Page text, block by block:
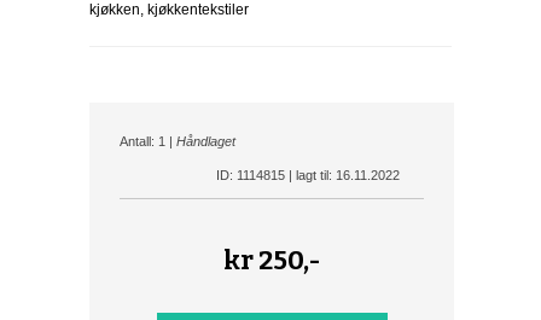
kjøkken, kjøkkentekstiler
Antall: 1 | Håndlaget
ID: 1114815 | lagt til: 16.11.2022
kr250,-